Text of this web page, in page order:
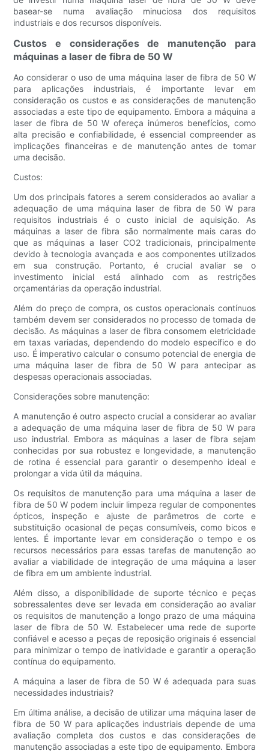
basear-se numa avaliação minuciosa dos requisitos
industriais e dos recursos disponíveis.
Custos e considerações de manutenção para
máquinas a laser de fibra de 50 W
Ao considerar o uso de uma máquina laser de fibra de 50 W
para aplicações industriais, é importante levar em
consideração os custos e as considerações de manutenção
associadas a este tipo de equipamento. Embora a máquina a
laser de fibra de 50 W ofereça inúmeros benefícios, como
alta precisão e confiabilidade, é essencial compreender as
implicações financeiras e de manutenção antes de tomar
uma decisão.
Custos:
Um dos principais fatores a serem considerados ao avaliar a
adequação de uma máquina laser de fibra de 50 W para
requisitos industriais é o custo inicial de aquisição. As
máquinas a laser de fibra são normalmente mais caras do
que as máquinas a laser CO2 tradicionais, principalmente
devido à tecnologia avançada e aos componentes utilizados
em sua construção. Portanto, é crucial avaliar se o
investimento inicial está alinhado com as restrições
orçamentárias da operação industrial.
Além do preço de compra, os custos operacionais contínuos
também devem ser considerados no processo de tomada de
decisão. As máquinas a laser de fibra consomem eletricidade
em taxas variadas, dependendo do modelo específico e do
uso. É imperativo calcular o consumo potencial de energia de
uma máquina laser de fibra de 50 W para antecipar as
despesas operacionais associadas.
Considerações sobre manutenção:
A manutenção é outro aspecto crucial a considerar ao avaliar
a adequação de uma máquina laser de fibra de 50 W para
uso industrial. Embora as máquinas a laser de fibra sejam
conhecidas por sua robustez e longevidade, a manutenção
de rotina é essencial para garantir o desempenho ideal e
prolongar a vida útil da máquina.
Os requisitos de manutenção para uma máquina a laser de
fibra de 50 W podem incluir limpeza regular de componentes
ópticos, inspeção e ajuste de parâmetros de corte e
substituição ocasional de peças consumíveis, como bicos e
lentes. É importante levar em consideração o tempo e os
recursos necessários para essas tarefas de manutenção ao
avaliar a viabilidade de integração de uma máquina a laser
de fibra em um ambiente industrial.
Além disso, a disponibilidade de suporte técnico e peças
sobressalentes deve ser levada em consideração ao avaliar
os requisitos de manutenção a longo prazo de uma máquina
laser de fibra de 50 W. Estabelecer uma rede de suporte
confiável e acesso a peças de reposição originais é essencial
para minimizar o tempo de inatividade e garantir a operação
contínua do equipamento.
A máquina a laser de fibra de 50 W é adequada para suas
necessidades industriais?
Em última análise, a decisão de utilizar uma máquina laser de
fibra de 50 W para aplicações industriais depende de uma
avaliação completa dos custos e das considerações de
manutenção associadas a este tipo de equipamento. Embora